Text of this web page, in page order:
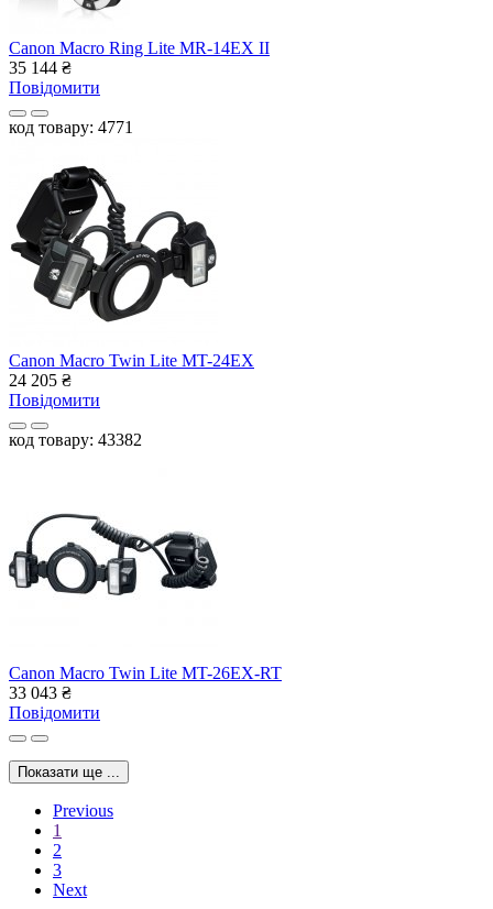
Canon Macro Ring Lite MR-14EX II
35 144 ₴
Повідомити
код товару: 4771
Canon Macro Twin Lite MT-24EX
24 205 ₴
Повідомити
код товару: 43382
Canon Macro Twin Lite MT-26EX-RT
33 043 ₴
Повідомити
Показати ще ...
Previous
1
2
3
Next